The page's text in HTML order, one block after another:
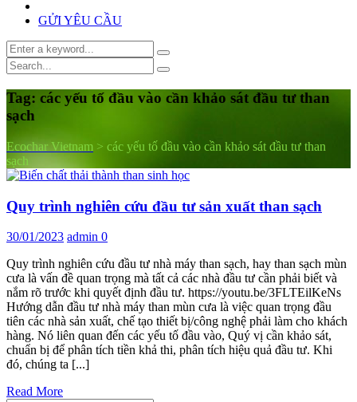
GỬI YÊU CẦU
Tag: các yếu tố đầu vào cần khảo sát đầu tư than
sạch
Ecochar Vietnam > các yếu tố đầu vào cần khảo sát đầu tư than
sạch
Quy trình nghiên cứu đầu tư sản xuất than sạch
30/01/2023 admin 0
Quy trình nghiên cứu đầu tư nhà máy than sạch, hay than sạch mùn
cưa là vấn đề quan trọng mà tất cả các nhà đầu tư cần phải biết và
nắm rõ trước khi quyết định đầu tư. https://youtu.be/3FLTEilKeNs
Hướng dẫn đầu tư nhà máy than mùn cưa là việc quan trọng đầu
tiên các nhà sản xuất, chế tạo thiết bị/công nghệ phải làm cho khách
hàng. Nó liên quan đến các yếu tố đầu vào, Quý vị cần khảo sát,
chuẩn bị để phân tích tiền khả thi, phân tích hiệu quả đầu tư. Khi
đó, chúng ta [...]
Read More